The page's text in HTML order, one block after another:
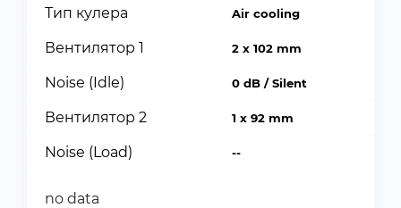
Тип кулера Air cooling
Вентилятор 1 2 x 102 mm
Noise (Idle) 0 dB / Silent
Вентилятор 2 1 x 92 mm
Noise (Load) --
no data